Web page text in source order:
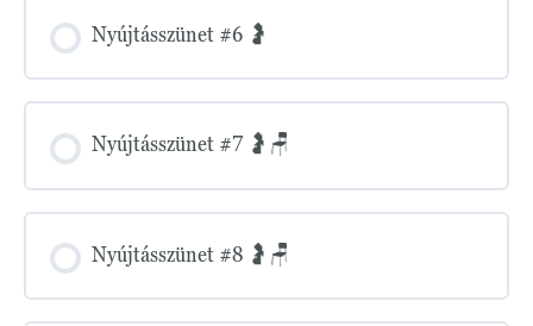
Nyújtásszünet #6 🤰
Nyújtásszünet #7 🤰🪑
Nyújtásszünet #8 🤰🪑